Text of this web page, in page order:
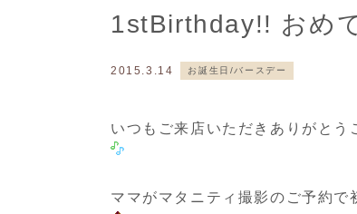
1stBirthday!! おめ
2015.3.14 お誕生日/バースデー
いつもご来店いただきありがとう
ママがマタニティ撮影のご予約